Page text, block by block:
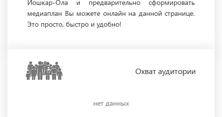
Йошкар-Ола и предварительно сформировать
медиаплан Вы можете онлайн на данной странице.
Это просто, быстро и удобно!
Охватаудитории
нет данных